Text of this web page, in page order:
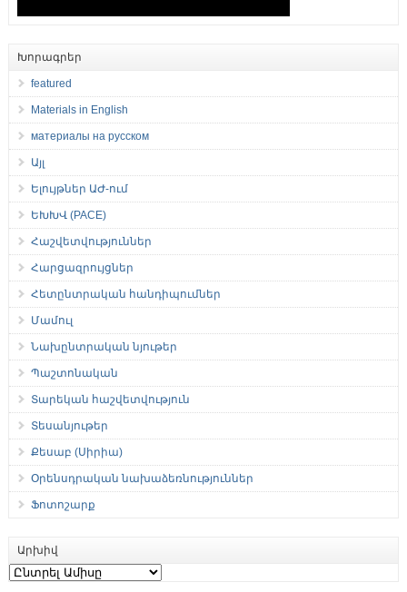
Խորագրեր
featured
Materials in English
материалы на русском
Այլ
Ելույթներ ԱԺ-ում
ԵԽԽՎ (PACE)
Հաշվետվություններ
Հարցազրույցներ
Հետընտրական հանդիպումներ
Մամուլ
Նախընտրական նյութեր
Պաշտոնական
Տարեկան հաշվետվություն
Տեսանյութեր
Քեսաբ (Սիրիա)
Օրենսդրական նախաձեռնություններ
Ֆոտոշարք
Արխիվ
Արխիվ